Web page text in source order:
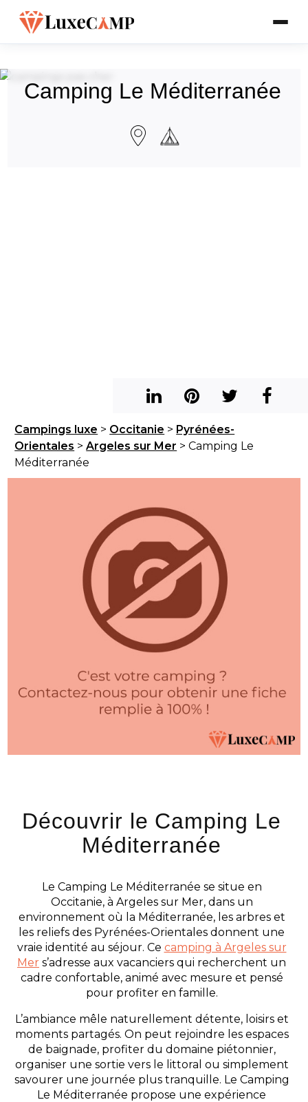
Camping Le Méditerranée
Campings luxe > Occitanie > Pyrénées-
Orientales >Argeles sur Mer > Camping Le
Méditerranée
Découvrir le Camping Le
Méditerranée
Le Camping Le Méditerranée se situe en
Occitanie, à Argeles sur Mer, dans un
environnement où la Méditerranée, les arbres et
les reliefs des Pyrénées-Orientales donnent une
vraie identité au séjour. Ce camping à Argeles sur
Mer s’adresse aux vacanciers qui recherchent un
cadre confortable, animé avec mesure et pensé
pour profiter en famille.
L’ambiance mêle naturellement détente, loisirs et
moments partagés. On peut rejoindre les espaces
de baignade, profiter du domaine piétonnier,
organiser une sortie vers le littoral ou simplement
savourer une journée plus tranquille. Le Camping
Le Méditerranée propose une expérience